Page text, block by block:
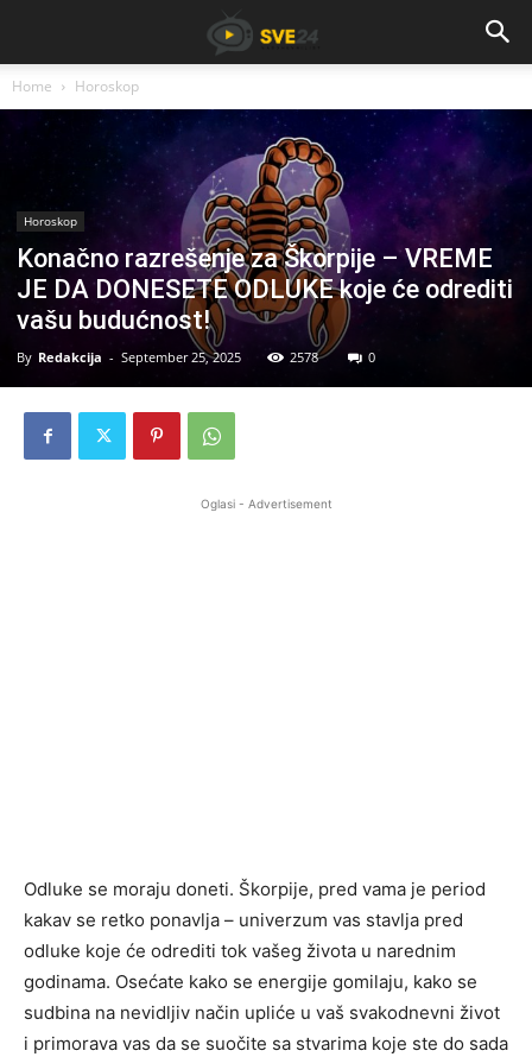
Home Horoskop
Horoskop
Konačno razrešenje za Škorpije – VREME
JE DA DONESETE ODLUKE koje će odrediti
vašu budućnost!
By Redakcija - September 25, 2025 2578 0
Oglasi - Advertisement
Odluke se moraju doneti. Škorpije, pred vama je period
kakav se retko ponavlja – univerzum vas stavlja pred
odluke koje će odrediti tok vašeg života u narednim
godinama. Osećate kako se energije gomilaju, kako se
sudbina na nevidljiv način upliće u vaš svakodnevni život
i primorava vas da se suočite sa stvarima koje ste do sada